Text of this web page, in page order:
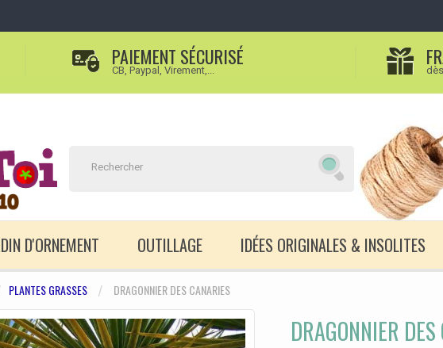
PAIEMENT SÉCURISÉ
CB, Paypal, Virement,...
D'ORNEMENT OUTILLAGE IDÉES ORIGINALES & INSOLITES
PLANTES GRASSES DRAGONNIER DES CANARIES
DRAGONNIER